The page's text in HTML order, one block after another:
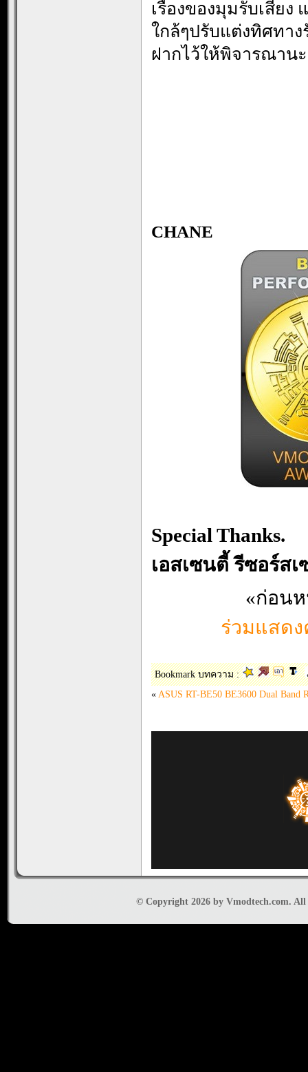
เรื่องของมุมรับเสีย
ใกล้ๆปรับแต่งทิศทาง
ฝากไว้ให้พิจารณาน
CHANE
Special Thanks.
เอสเซนตี้ รีซอร์สเ
«ก่อน
ร่วมแสด
Bookmark บทความ :
« ASUS RT-BE50 BE3600 Dual Band
© Copyright 2026 by Vmodtech.com.